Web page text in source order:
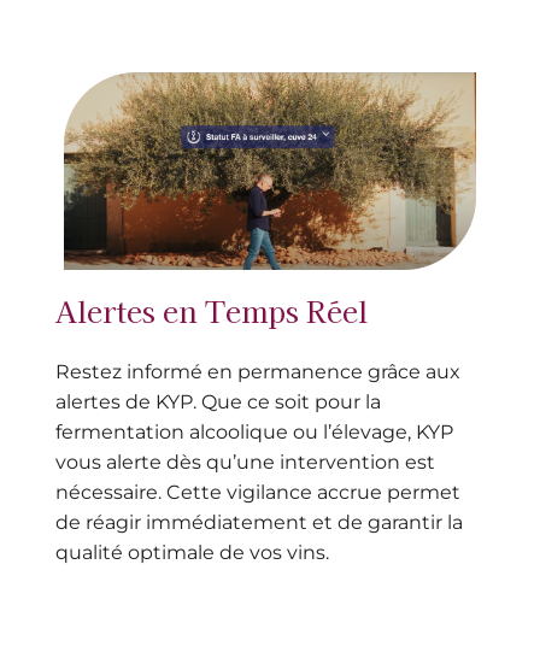
Alertes en Temps Réel
Restez informé en permanence grâce aux
alertes de KYP. Que ce soit pour la
fermentation alcoolique ou l’élevage, KYP
vous alerte dès qu’une intervention est
nécessaire. Cette vigilance accrue permet
de réagir immédiatement et de garantir la
qualité optimale de vos vins.